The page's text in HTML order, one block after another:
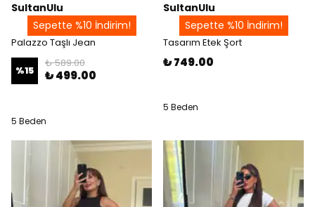
SultanUlu
Sepette %10 İndirim!
Palazzo Taşlı Jean
%15
₺ 589.00
₺ 499.00
5 Beden
SultanUlu
Sepette %10 İndirim!
Tasarım Etek Şort
₺ 749.00
5 Beden